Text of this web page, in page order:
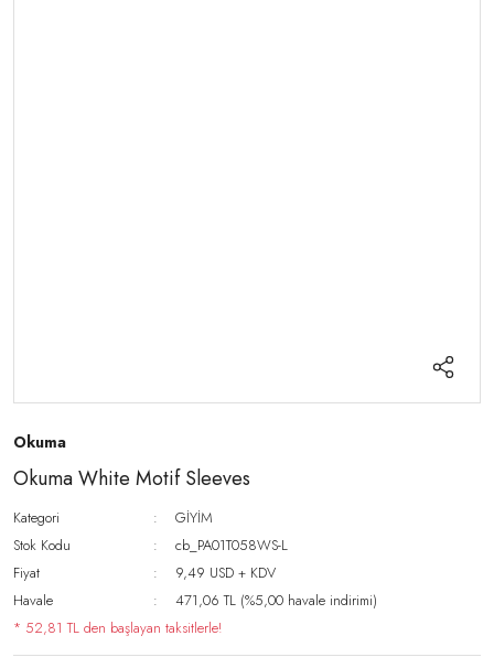
Okuma
Okuma White Motif Sleeves
Kategori
GİYİM
Stok Kodu
cb_PA01T058WS-L
Fiyat
9,49 USD + KDV
Havale
471,06 TL (%5,00 havale indirimi)
* 52,81 TL den başlayan taksitlerle!